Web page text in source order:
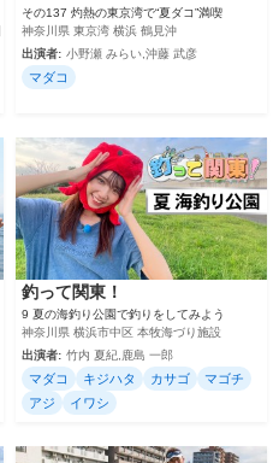
その137 灼熱の東京湾で“夏ダコ”満喫
神奈川県 東京湾 横浜 鶴見沖
出演者: 小野瀬 みらい,沖藤 武彦
マダコ
釣って関東！
9 夏の海釣り公園で釣りをしてみよう
神奈川県 横浜市中区 本牧海づり施設
出演者: 竹内 夏紀,鹿島 一郎
マダコ キジハタ カサゴ
マゴチ
アジ
イワシ